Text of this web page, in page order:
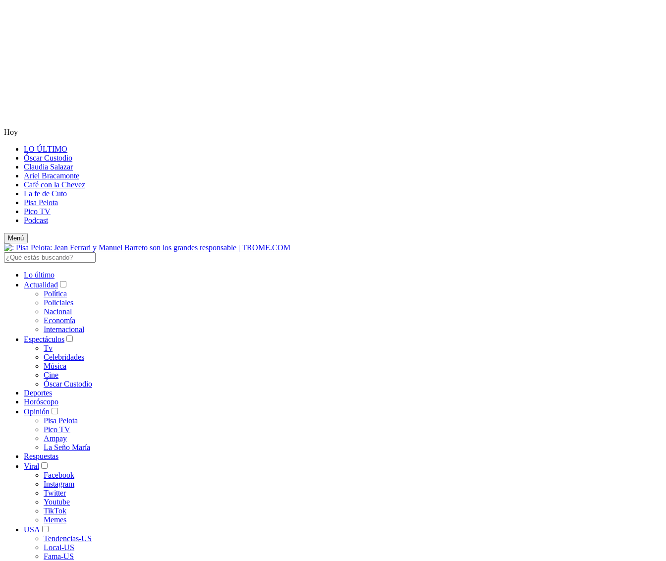
Hoy
LO ÚLTIMO
Óscar Custodio
Claudia Salazar
Ariel Bracamonte
Café con la Chevez
La fe de Cuto
Pisa Pelota
Pico TV
Podcast
Menú
Lo último
Actualidad
Política
Policiales
Nacional
Economía
Internacional
Espectáculos
Tv
Celebridades
Música
Cine
Óscar Custodio
Deportes
Horóscopo
Opinión
Pisa Pelota
Pico TV
Ampay
La Seño María
Respuestas
Viral
Facebook
Instagram
Twitter
Youtube
TikTok
Memes
USA
Tendencias-US
Local-US
Fama-US